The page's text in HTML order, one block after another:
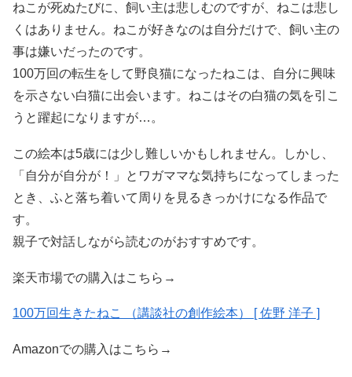
ねこが死ぬたびに、飼い主は悲しむのですが、ねこは悲し
くはありません。ねこが好きなのは自分だけで、飼い主の
事は嫌いだったのです。
100万回の転生をして野良猫になったねこは、自分に興味
を示さない白猫に出会います。ねこはその白猫の気を引こ
うと躍起になりますが…。
この絵本は5歳には少し難しいかもしれません。しかし、
「自分が自分が！」とワガママな気持ちになってしまった
とき、ふと落ち着いて周りを見るきっかけになる作品で
す。
親子で対話しながら読むのがおすすめです。
楽天市場での購入はこちら→
100万回生きたねこ （講談社の創作絵本） [ 佐野 洋子 ]
Amazonでの購入はこちら→